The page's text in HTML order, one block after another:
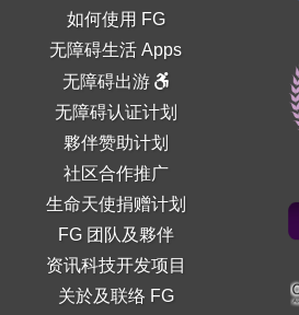
如何使用 FG
无障碍生活 Apps
无障碍出游
无障碍认证计划
夥伴赞助计划
社区合作推广
生命天使捐赠计划
FG 团队及夥伴
资讯科技开发项目
关於及联络 FG